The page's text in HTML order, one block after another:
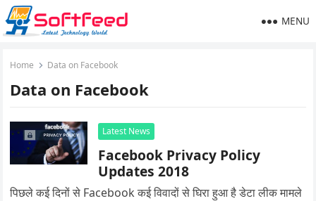
MENU
Home Data on Facebook
Data on Facebook
Latest News
Facebook Privacy Policy
Updates 2018
पिछले कई दिनों से Facebook कई विवादों से घिरा हुआ है डेटा लीक मामले